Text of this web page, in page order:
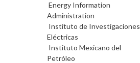
Energy Information
Administration
Instituto de Investigaciones
Eléctricas
Instituto Mexicano del
Petróleo